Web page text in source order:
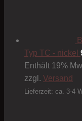
Typ TC - nickel
Enthält 19%
zzgl. Versand
Lieferzeit: ca. 3-4